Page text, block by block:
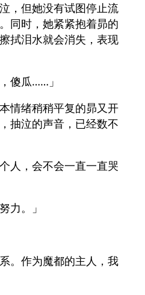
，但她没有试图停止流
同时，她紧紧抱着昴的
拭泪水就会消失，表现
傻瓜……」
情绪稍稍平复的昴又开
抽泣的声音，已经数不
人，会不会一直一直哭
力。」
。作为魔都的主人，我